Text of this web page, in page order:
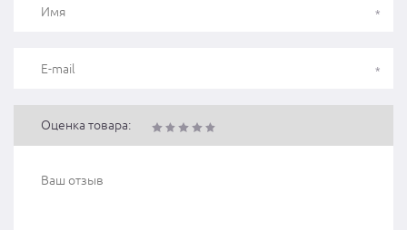
Оценка товара: